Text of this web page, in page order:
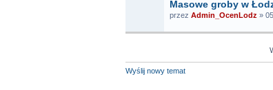
Masowe groby w
przez Admin_OcenLodz »
Wyślij nowy temat